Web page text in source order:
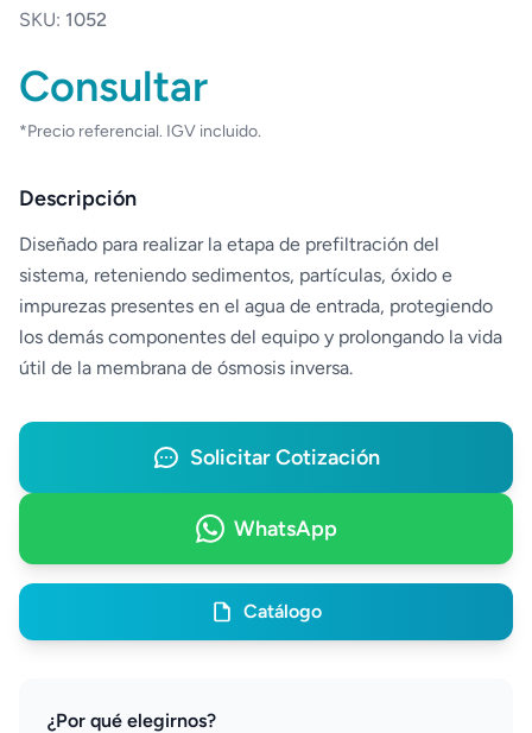
SKU: 1052
Consultar
*Precio referencial. IGV incluido.
Descripción
Diseñado para realizar la etapa de prefiltración del
sistema, reteniendo sedimentos, partículas, óxido e
impurezas presentes en el agua de entrada, protegiendo
los demás componentes del equipo y prolongando la vida
útil de la membrana de ósmosis inversa.
Solicitar Cotización
WhatsApp
Catálogo
¿Por qué elegirnos?